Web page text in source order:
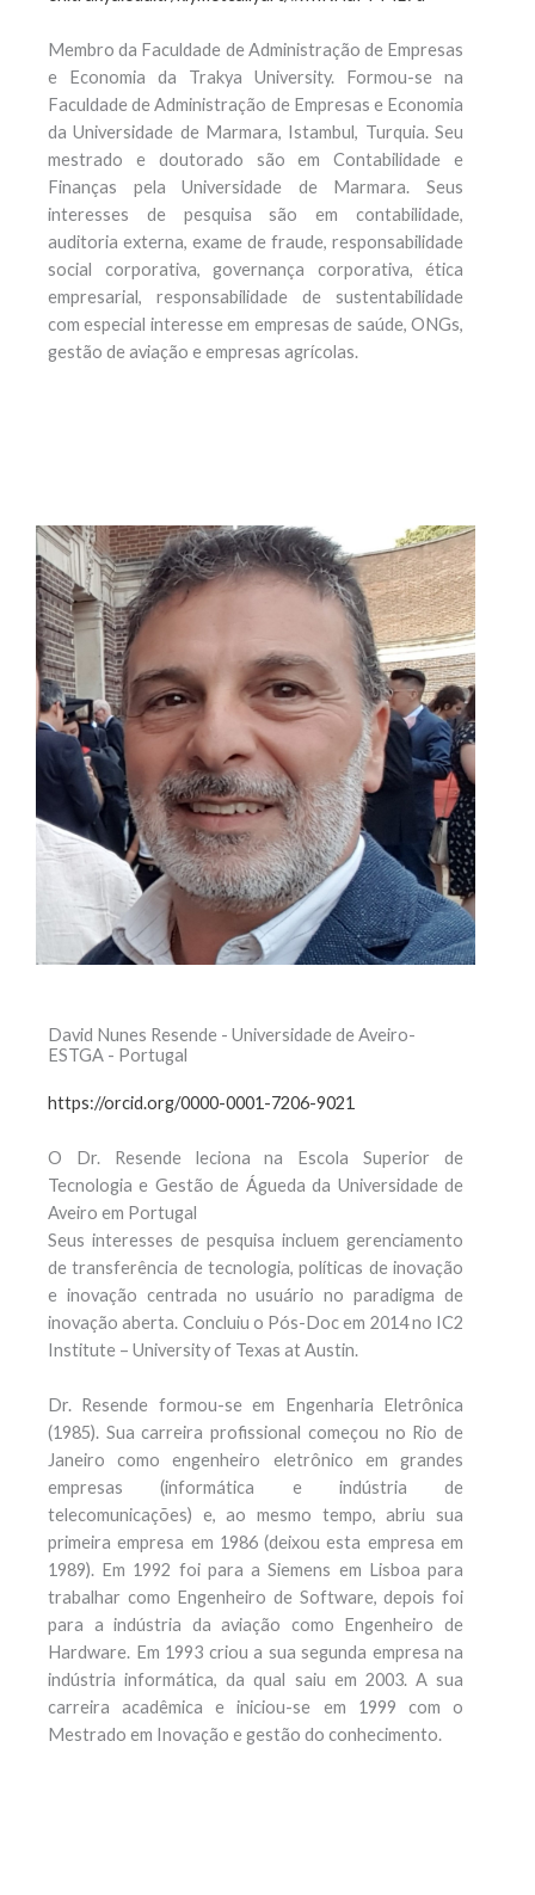
Membro da Faculdade de Administração de Empresas
e Economia da Trakya University. Formou-se na
Faculdade de Administração de Empresas e Economia
da Universidade de Marmara, Istambul, Turquia. Seu
mestrado e doutorado são em Contabilidade e
Finanças pela Universidade de Marmara. Seus
interesses de pesquisa são em contabilidade,
auditoria externa, exame de fraude, responsabilidade
social corporativa, governança corporativa, ética
empresarial, responsabilidade de sustentabilidade
com especial interesse em empresas de saúde, ONGs,
gestão de aviação e empresas agrícolas.
David Nunes Resende - Universidade de Aveiro-
ESTGA - Portugal
https://orcid.org/0000-0001-7206-9021
O Dr. Resende leciona na Escola Superior de
Tecnologia e Gestão de Águeda da Universidade de
Aveiro em Portugal
Seus interesses de pesquisa incluem gerenciamento
de transferência de tecnologia, políticas de inovação
e inovação centrada no usuário no paradigma de
inovação aberta. Concluiu o Pós-Doc em 2014 no IC2
Institute – University of Texas at Austin.
Dr. Resende formou-se em Engenharia Eletrônica
(1985). Sua carreira profissional começou no Rio de
Janeiro como engenheiro eletrônico em grandes
empresas (informática e indústria de
telecomunicações) e, ao mesmo tempo, abriu sua
primeira empresa em 1986 (deixou esta empresa em
1989). Em 1992 foi para a Siemens em Lisboa para
trabalhar como Engenheiro de Software, depois foi
para a indústria da aviação como Engenheiro de
Hardware. Em 1993 criou a sua segunda empresa na
indústria informática, da qual saiu em 2003. A sua
carreira acadêmica e iniciou-se em 1999 com o
Mestrado em Inovação e gestão do conhecimento.